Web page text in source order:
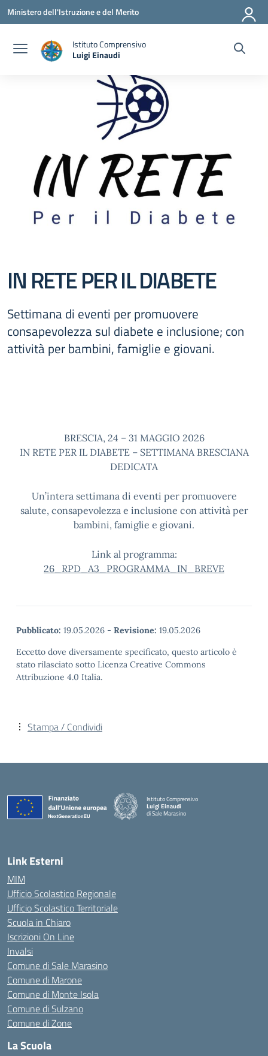
Vai ai contenuti
Vai al menu di navigazione
Vai al footer
Ministero dell'Istruzione e del Merito
Istituto Comprensivo
Luigi Einaudi
— Visita la pagina iniziale della scuola
IN RETE PER IL DIABETE
Settimana di eventi per promuovere
consapevolezza sul diabete e inclusione; con
attività per bambini, famiglie e giovani.
BRESCIA, 24 – 31 MAGGIO 2026
IN RETE PER IL DIABETE – SETTIMANA BRESCIANA
DEDICATA
Un’intera settimana di eventi per promuovere
salute, consapevolezza e inclusione con attività per
bambini, famiglie e giovani.
Link al programma:
26_RPD_A3_PROGRAMMA_IN_BREVE
Pubblicato: 19.05.2026 - Revisione: 19.05.2026
Eccetto dove diversamente specificato, questo articolo è
stato rilasciato sotto Licenza Creative Commons
Attribuzione 4.0 Italia.
Stampa / Condividi
Istituto Comprensivo
Luigi Einaudi
di Sale Marasino
Link Esterni
MIM
Ufficio Scolastico Regionale
Ufficio Scolastico Territoriale
Scuola in Chiaro
Iscrizioni On Line
Invalsi
Comune di Sale Marasino
Comune di Marone
Comune di Monte Isola
Comune di Sulzano
Comune di Zone
La Scuola